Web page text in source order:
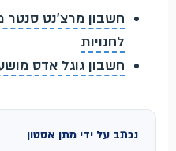
חשבון מרצ'נט סנטר
לחנויות
חשבון גוגל אדס
נכתב על ידי מתן אסטון